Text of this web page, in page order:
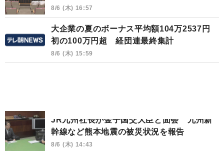
8/6 (木) 16:57
大企業の夏のボーナス平均額104万2537円
初の100万円超 経団連最終集計
8/6 (木) 15:59
JR九州社長が金子国交大臣と面会 九州新
幹線など熊本地震の被災状況を報告
8/6 (木) 14:43